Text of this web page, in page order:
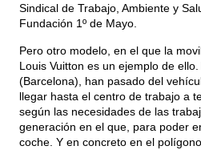
Sindical de Trabajo, Ambiente y
Fundación 1º de Mayo.
Pero otro modelo, en el que la
Louis Vuitton es un ejemplo de
(Barcelona), han pasado del
llegar hasta el centro de trabajo a
según las necesidades de las
generación en el que, para poder
coche. Y en concreto en el